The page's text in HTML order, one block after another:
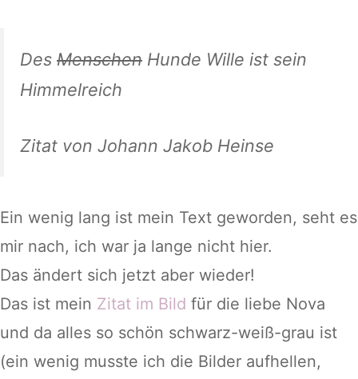
Des Menschen Hunde Wille ist sein
Himmelreich
Zitat von Johann Jakob Heinse
Ein wenig lang ist mein Text geworden, seht es
mir nach, ich war ja lange nicht hier.
Das ändert sich jetzt aber wieder!
Das ist mein Zitat im Bild für die liebe Nova
und da alles so schön schwarz-weiß-grau ist
(ein wenig musste ich die Bilder aufhellen,